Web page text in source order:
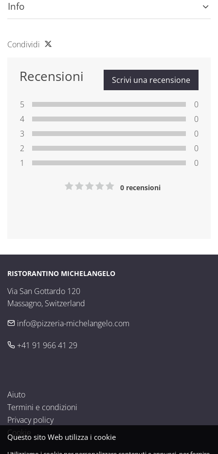
Info
Condividi
Recensioni Scrivi una recensione
5
0
4
0
3
0
2
0
1
0
0 recensioni
RISTORANTINO MICHELANGELO
Via San Gottardo 120
Massagno, Switzerland
info@pizzeria-michelangelo.com
+41 91 966 41 29
Aiuto
Termini e condizioni
Privacy policy
Cookie
Questo sito Web utilizza i cookie